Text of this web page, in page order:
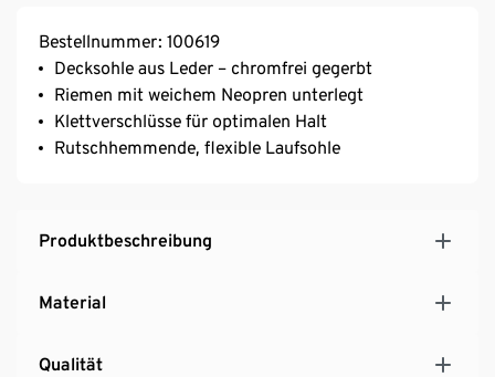
Bestellnummer: 100619
Decksohle aus Leder – chromfrei gegerbt
Riemen mit weichem Neopren unterlegt
Klettverschlüsse für optimalen Halt
Rutschhemmende, flexible Laufsohle
Produktbeschreibung
Material
Qualität